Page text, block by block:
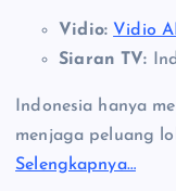
Vidio: Vidio
Siaran TV:
Indonesia hanya
menjaga peluang
Selengkapnya…